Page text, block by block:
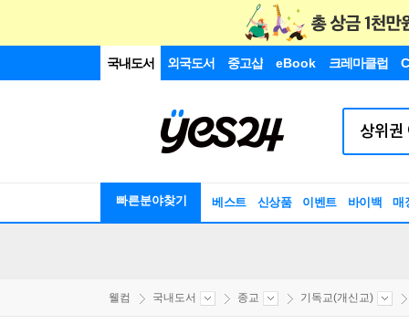
국내도서 외국도서 중고샵 eBook 크레마클럽
빠른분야찾기 베스트 신상품 이벤트 바이백 매
웰컴 국내도서 종교 기독교(개신교)